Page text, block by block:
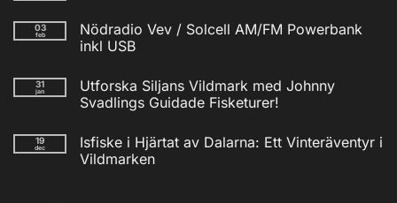
till
Isfiskecup
2025
03
feb
Nödradio Vev / Solcell AM/FM Powerbank
inkl USB
till
Nödradio
Vev
AM/FM
Powerbank
inkl
31
jan
Utforska Siljans Vildmark med Johnny
Svadlings Guidade Fisketurer!
till
Utforska
Siljans
19
dec
Isfiske i Hjärtat av Dalarna: Ett Vinteräventyr i
Vildmarken